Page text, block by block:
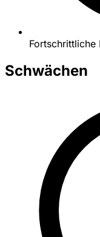
Schwächen